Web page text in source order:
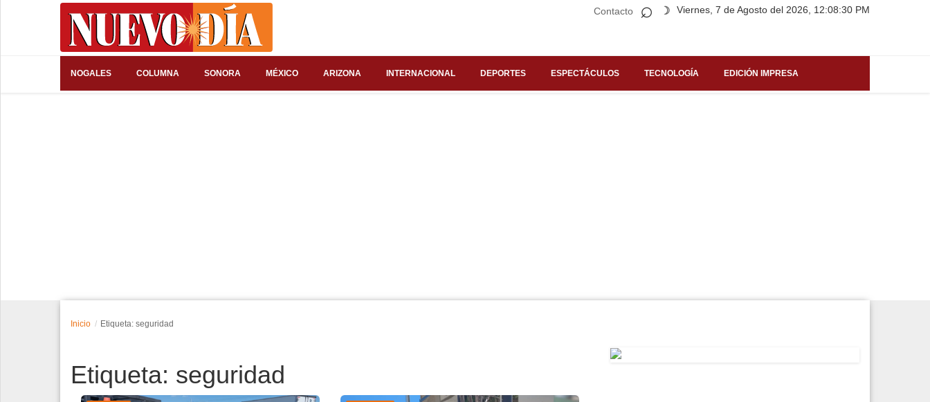
Contacto Viernes, 7 de Agosto del 2026, 12:08:30 PM
⌕ ☽
NOGALES COLUMNA SONORA MÉXICO ARIZONA INTERNACIONAL DEPORTES ESPECTÁCULOS TECNOLOGÍA EDICIÓN IMPRESA
Inicio Etiqueta: seguridad
Etiqueta: seguridad